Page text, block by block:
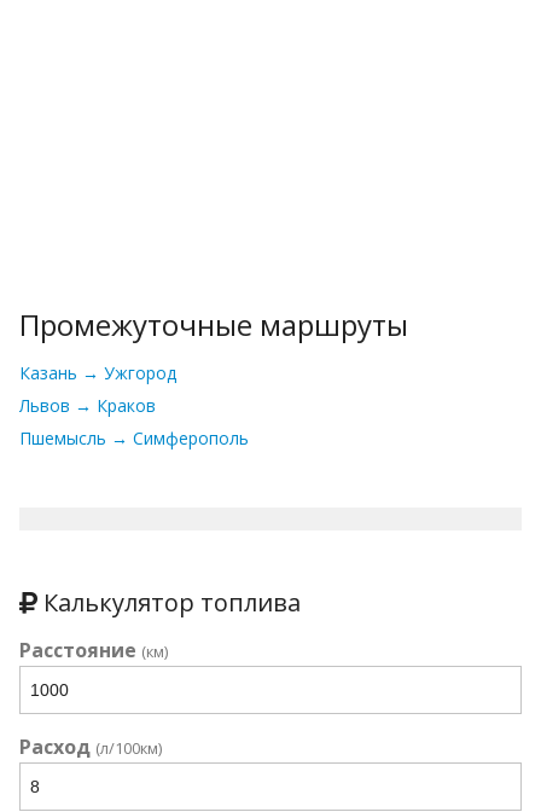
Промежуточные маршруты
Казань → Ужгород
Львов → Краков
Пшемысль → Симферополь
Калькулятор топлива
Расстояние (км)
Расход (л/100км)